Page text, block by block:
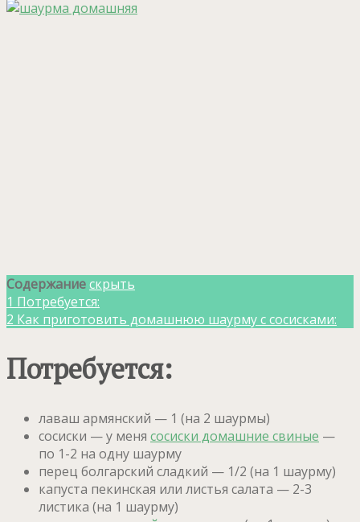
Содержаниескрыть
1 Потребуется:
2 Как приготовить домашнюю шаурму с сосисками:
Потребуется:
лаваш армянский — 1 (на 2 шаурмы)
сосиски — у меня сосиски домашние свиные —
по 1-2 на одну шаурму
перец болгарский сладкий — 1/2 (на 1 шаурму)
капуста пекинская или листья салата — 2-3
листика (на 1 шаурму)